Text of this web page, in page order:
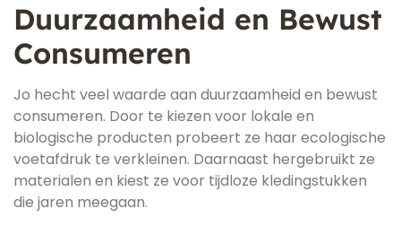
Duurzaamheid en Bewust
Consumeren
Jo hecht veel waarde aan duurzaamheid en bewust
consumeren. Door te kiezen voor lokale en
biologische producten probeert ze haar ecologische
voetafdruk te verkleinen. Daarnaast hergebruikt ze
materialen en kiest ze voor tijdloze kledingstukken
die jaren meegaan.